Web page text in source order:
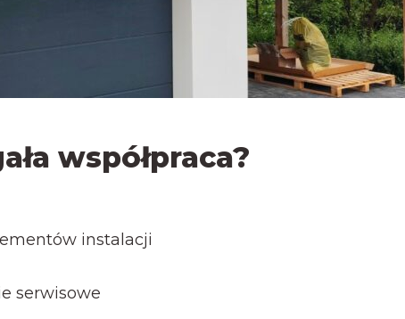
współpraca?
instalacji
serwisowe